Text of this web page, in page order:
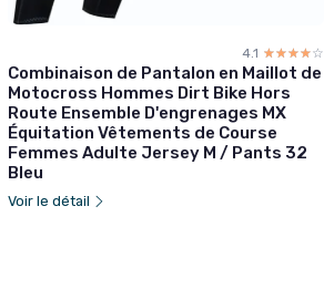
4.1 ☆☆☆☆☆
★★★★★
Combinaison de Pantalon en Maillot de
Motocross Hommes Dirt Bike Hors
Route Ensemble D'engrenages MX
Équitation Vêtements de Course
Femmes Adulte Jersey M / Pants 32
Bleu
Voir le détail